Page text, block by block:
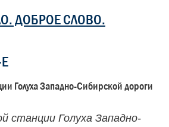
ДОБРОЕ СЛОВО.
Голуха Западно-Сибирской дороги
станции Голуха Западно-